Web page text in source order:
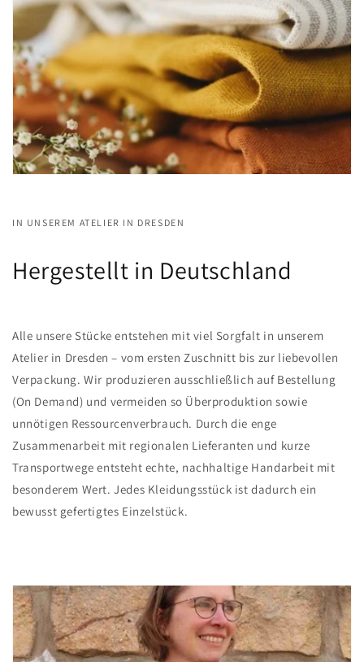
IN UNSEREM ATELIER IN DRESDEN
Hergestellt in Deutschland
Alle unsere Stücke entstehen mit viel Sorgfalt in unserem
Atelier in Dresden – vom ersten Zuschnitt bis zur liebevollen
Verpackung. Wir produzieren ausschließlich auf Bestellung
(On Demand) und vermeiden so Überproduktion sowie
unnötigen Ressourcenverbrauch. Durch die enge
Zusammenarbeit mit regionalen Lieferanten und kurze
Transportwege entsteht echte, nachhaltige Handarbeit mit
besonderem Wert. Jedes Kleidungsstück ist dadurch ein
bewusst gefertigtes Einzelstück.